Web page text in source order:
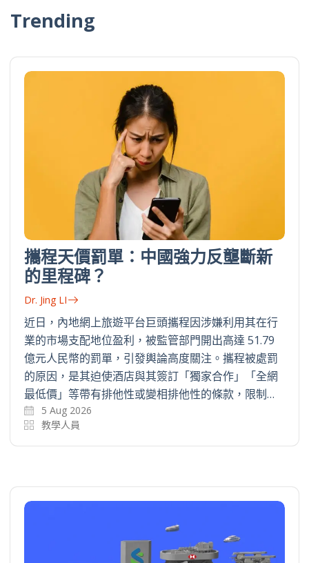
Trending
攜程天價罰單：中國強力反壟斷新
的里程碑？
Dr. Jing LI
近日，內地網上旅遊平台巨頭攜程因涉嫌利用其在行
業的市場支配地位盈利，被監管部門開出高達 51.79
億元人民幣的罰單，引發輿論高度關注。攜程被處罰
的原因，是其迫使酒店與其簽訂「獨家合作」「全網
最低價」等帶有排他性或變相排他性的條款，限制…
5 Aug 2026
教學人員